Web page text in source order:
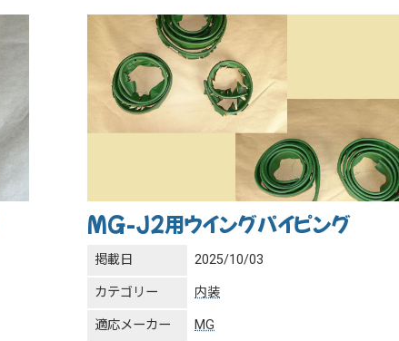
MG-J2用ウイングパイピング
掲載日 2025/10/03
カテゴリー 内装
適応メーカー MG